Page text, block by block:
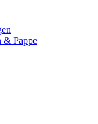
& Pappe